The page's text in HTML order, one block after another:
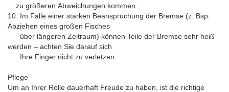
zu größeren Abweichungen kommen.
10. Im Falle einer starken Beanspruchung der Bremse (z. Bsp.
Abziehen eines großen Fisches
über längeren Zeitraum) können Teile der Bremse sehr heiß
werden – achten Sie darauf sich
Ihre Finger nicht zu verletzen.
Pflege
Um an Ihrer Rolle dauerhaft Freude zu haben, ist die richtige